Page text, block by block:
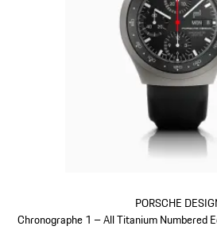
PORSCHE
Chronographe 1 – All Titanium Numbered